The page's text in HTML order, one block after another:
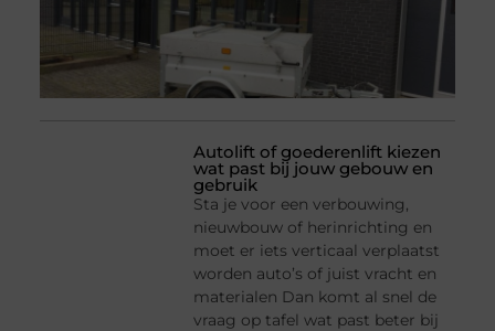
Autolift of goederenlift kiezen
wat past bij jouw gebouw en
gebruik
Sta je voor een verbouwing,
nieuwbouw of herinrichting en
moet er iets verticaal verplaatst
worden auto’s of juist vracht en
materialen Dan komt al snel de
vraag op tafel wat past beter bij